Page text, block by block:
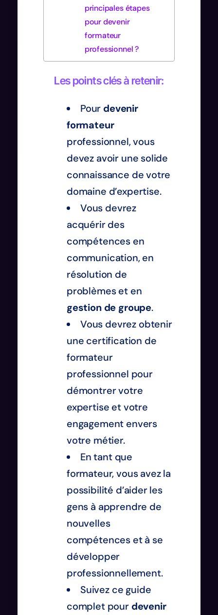
principales étapes
pour devenir
formateur
professionnel ?
Les points clés à retenir:
Pour devenir
formateur
professionnel, vous
devez avoir une solide
connaissance de votre
domaine d’expertise.
Vous devrez
acquérir des
compétences en
communication, en
résolution de
problèmes et en
gestion de groupe.
Vous devrez obtenir
une certification de
formateur
professionnel pour
démontrer votre
expertise et votre
engagement envers
votre métier.
En tant que
formateur, vous avez la
possibilité d’aider les
gens à apprendre de
nouvelles
compétences et à se
développer
professionnellement.
Suivez ce guide
complet pour devenir